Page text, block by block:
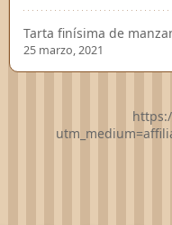
Tarta finísima de
25 marzo, 2021